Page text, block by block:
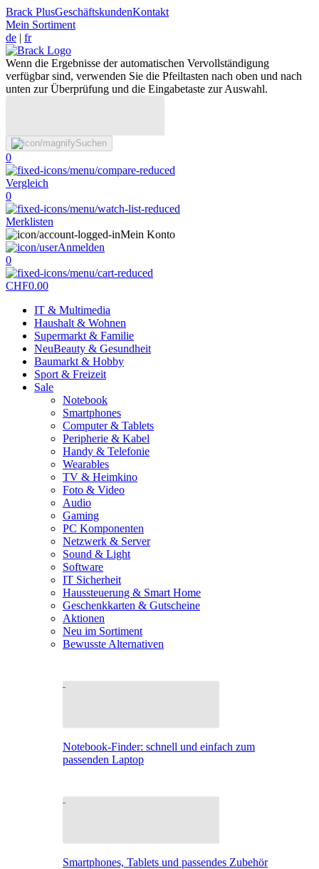
Brack PlusGeschäftskundenKontakt
Mein Sortiment
de | fr
Wenn die Ergebnisse der automatischen Vervollständigung
verfügbar sind, verwenden Sie die Pfeiltasten nach oben und nach
unten zur Überprüfung und die Eingabetaste zur Auswahl.
Suchen
0
Vergleich
0
Merklisten
Mein Konto
Anmelden
0
CHF0.00
IT & Multimedia
Haushalt & Wohnen
Supermarkt & Familie
NeuBeauty & Gesundheit
Baumarkt & Hobby
Sport & Freizeit
Sale
Notebook
Smartphones
Computer & Tablets
Peripherie & Kabel
Handy & Telefonie
Wearables
TV & Heimkino
Foto & Video
Audio
Gaming
PC Komponenten
Netzwerk & Server
Sound & Light
Software
IT Sicherheit
Haussteuerung & Smart Home
Geschenkkarten & Gutscheine
Aktionen
Neu im Sortiment
Bewusste Alternativen
Notebook-Finder: schnell und einfach zum
passenden Laptop
Smartphones, Tablets und passendes Zubehör